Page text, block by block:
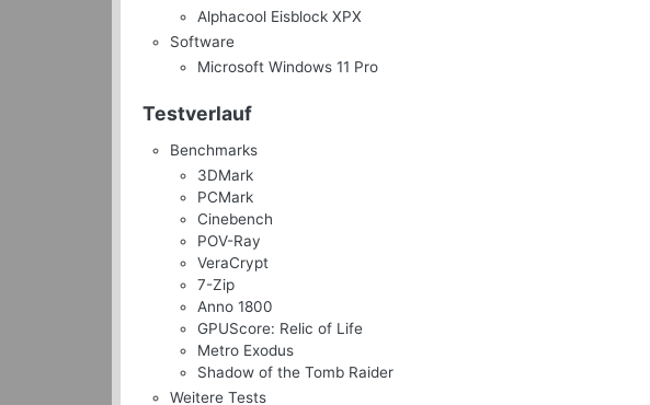
Alphacool Eisblock XPX
Software
Microsoft Windows 11 Pro
Testverlauf
Benchmarks
3DMark
PCMark
Cinebench
POV-Ray
VeraCrypt
7-Zip
Anno 1800
GPUScore: Relic of Life
Metro Exodus
Shadow of the Tomb Raider
Weitere Tests